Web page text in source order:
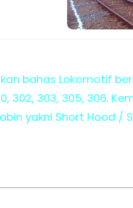
bahas Lokomotif
302, 303, 305, 306.
yakni Short Hood /